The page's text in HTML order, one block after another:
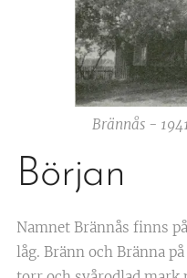
Brännås -
Början
Namnet Brännås finns
låg. Bränn och Bränna